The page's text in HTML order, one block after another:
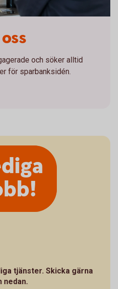
och söker alltid
för sparbanksidén.
tjänster. Skicka gärna
nedan.